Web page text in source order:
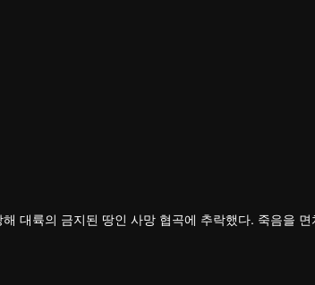
대륙의 금지된 땅인 사망 협곡에 추락했다. 죽음을
지를 이어받았다.
연하게 천하 다섯 나라를 지키는 큰 임무를 짊어지고,